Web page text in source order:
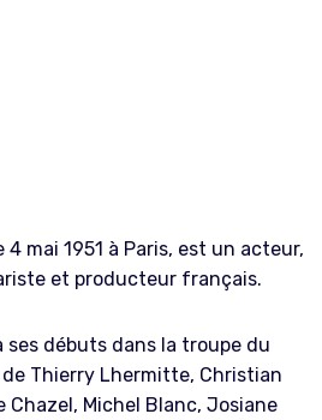
4 mai 1951 à Paris, est un acteur,
et producteur français.
débuts dans la troupe du
Thierry Lhermitte, Christian
Chazel, Michel Blanc, Josiane